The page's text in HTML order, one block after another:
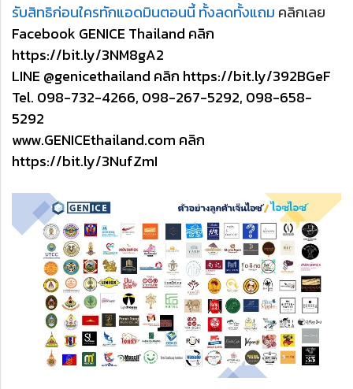
รับสิทธิก่อนใครทักแอดมินตอนนี้ ทั้งลดทั้งแถม คลิกเลย
Facebook GENICE Thailand คลิก
https://bit.ly/3NM8gA2
LINE @genicethailand คลิก https://bit.ly/392BGeF
Tel. 098-732-4266, 098-267-5292, 098-658-
5292
www.GENICEthailand.com คลิก
https://bit.ly/3NufZmI